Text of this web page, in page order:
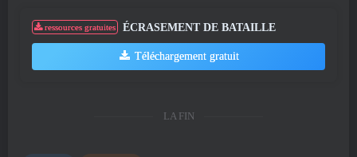
ressources gratuites ÉCRASEMENT DE BATAILLE
Téléchargement gratuit
LA FIN